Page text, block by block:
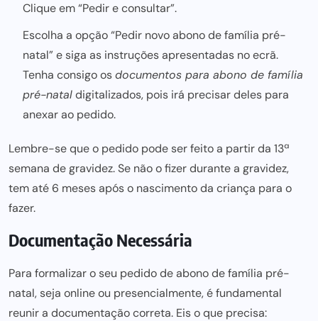
Clique em “Pedir e consultar”.
Escolha a opção “Pedir novo abono de família pré-
natal” e siga as instruções apresentadas no ecrã.
Tenha consigo osdocumentos para abono de família
pré-nataldigitalizados, pois irá precisar deles para
anexar ao pedido.
Lembre-se que o pedido podeser feito a partir da 13ª
semana de gravidez. Se não o fizer durante a gravidez,
tem até 6 meses após o nascimento da criança para o
fazer.
Documentação Necessária
Para formalizar o seu pedido de abono de família pré-
natal, seja online ou presencialmente, é fundamental
reunir a documentação correta. Eis o que precisa: